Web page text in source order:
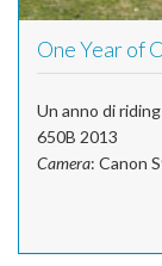
One Year of
Un anno di
650B 2013
Camera: Canon